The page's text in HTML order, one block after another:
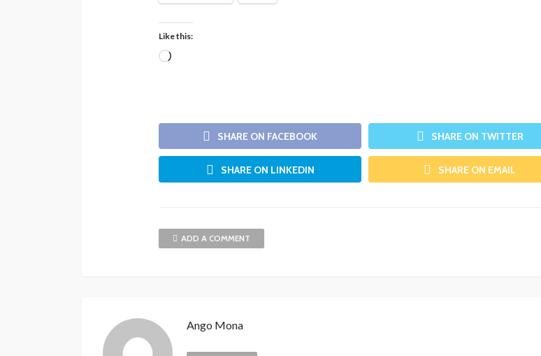
Like this:
Loading…
SHARE ON FACEBOOK SHARE ON TWITTER
SHARE ON LINKEDIN SHARE ON EMAIL
ADD A COMMENT
Ango Mona